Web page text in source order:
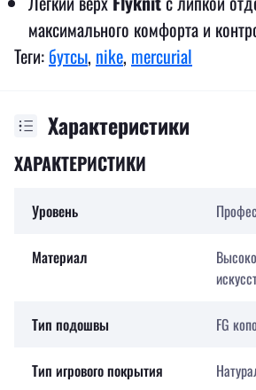
максимального комфорта и
Теги: бутсы, nike, mercurial
Характеристики
ХАРАКТЕРИСТИКИ
Уровень
Материал
Тип подошвы FG
Тип игрового покрытия